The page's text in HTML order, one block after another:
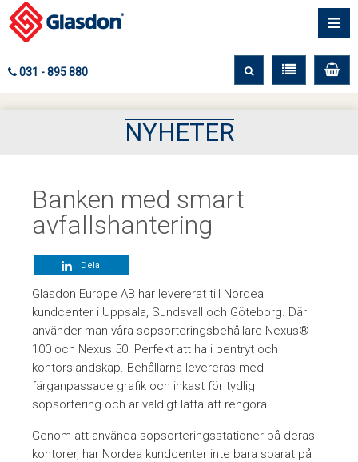
031 - 895 880
NYHETER
Banken med smart
avfallshantering
Dela
Glasdon Europe AB har levererat till Nordea
kundcenter i Uppsala, Sundsvall och Göteborg. Där
använder man våra sopsorteringsbehållare Nexus®
100 och Nexus 50. Perfekt att ha i pentryt och
kontorslandskap. Behållarna levereras med
färganpassade grafik och inkast för tydlig
sopsortering och är väldigt lätta att rengöra.
Genom att använda sopsorteringsstationer på deras
kontorer, har Nordea kundcenter inte bara sparat på